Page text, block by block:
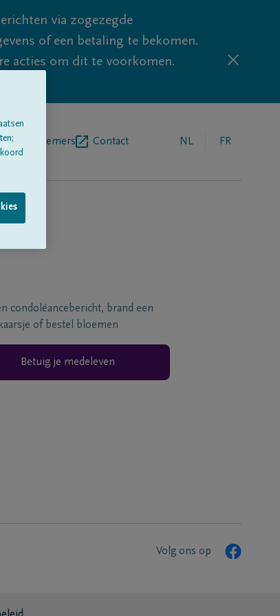
via zogezegde
of een betaling te bekomen.
acties om dit te voorkomen.
Contact NL FR
condoléancebericht, brand een
kaarsje of bestel bloemen
Betuig je medeleven
Volg ons op